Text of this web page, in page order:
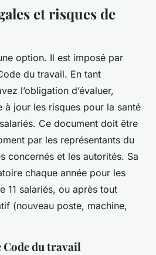
et risques de
option. Il est imposé par
du travail. En tant
l’obligation d’évaluer,
à jour les risques pour la santé
Ce document doit être
par les représentants du
concernés et les autorités. Sa
chaque année pour les
11 salariés, ou après tout
(nouveau poste, machine,
Code du travail